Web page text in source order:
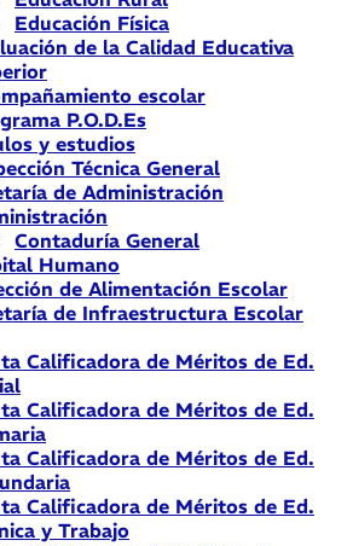
Educación Física
de la Calidad Educativa
escolar
P.O.D.Es
y estudios
Técnica General
de Administración
Contaduría General
Humano
de Alimentación Escolar
de Infraestructura Escolar
Calificadora de Méritos de Ed.
Calificadora de Méritos de Ed.
Calificadora de Méritos de Ed.
Calificadora de Méritos de Ed.
y Trabajo